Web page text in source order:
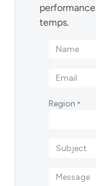
temps.